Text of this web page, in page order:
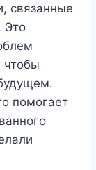
связанные
Это
чтобы
помогает